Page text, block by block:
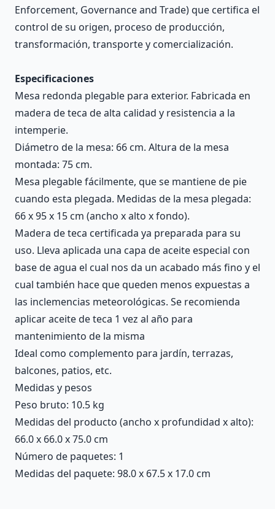
Enforcement, Governance and Trade) que certifica el
control de su origen, proceso de producción,
transformación, transporte y comercialización.
Especificaciones
Mesa redonda plegable para exterior. Fabricada en
madera de teca de alta calidad y resistencia a la
intemperie.
Diámetro de la mesa: 66 cm. Altura de la mesa
montada: 75 cm.
Mesa plegable fácilmente, que se mantiene de pie
cuando esta plegada. Medidas de la mesa plegada:
66 x 95 x 15 cm (ancho x alto x fondo).
Madera de teca certificada ya preparada para su
uso. Lleva aplicada una capa de aceite especial con
base de agua el cual nos da un acabado más fino y el
cual también hace que queden menos expuestas a
las inclemencias meteorológicas. Se recomienda
aplicar aceite de teca 1 vez al año para
mantenimiento de la misma
Ideal como complemento para jardín, terrazas,
balcones, patios, etc.
Medidas y pesos
Peso bruto: 10.5 kg
Medidas del producto (ancho x profundidad x alto):
66.0 x 66.0 x 75.0 cm
Número de paquetes: 1
Medidas del paquete: 98.0 x 67.5 x 17.0 cm